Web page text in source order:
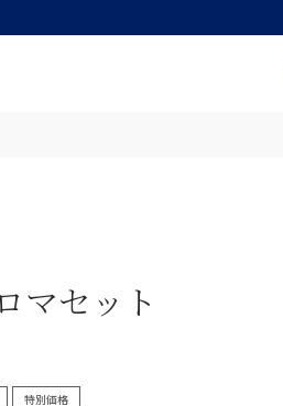
マセット
特別価格